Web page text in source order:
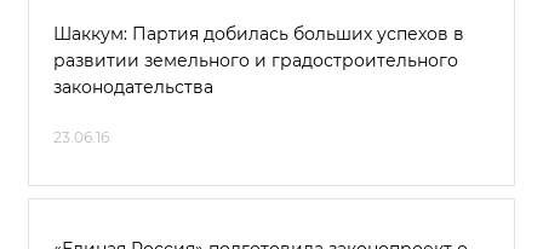
Шаккум: Партия добилась больших успехов в
развитии земельного и градостроительного
законодательства
23.06.16